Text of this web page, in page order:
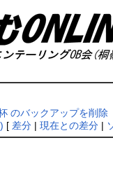
のバックアップを削除
[ 差分| 現在との差分|